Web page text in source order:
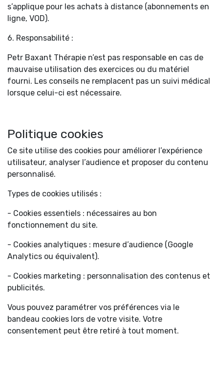
s’applique pour les achats à distance (abonnements en
ligne, VOD).
6. Responsabilité :
Petr Baxant Thérapie n’est pas responsable en cas de
mauvaise utilisation des exercices ou du matériel
fourni. Les conseils ne remplacent pas un suivi médical
lorsque celui-ci est nécessaire.
Politique cookies
Ce site utilise des cookies pour améliorer l’expérience
utilisateur, analyser l’audience et proposer du contenu
personnalisé.
Types de cookies utilisés :
- Cookies essentiels : nécessaires au bon
fonctionnement du site.
- Cookies analytiques : mesure d’audience (Google
Analytics ou équivalent).
- Cookies marketing : personnalisation des contenus et
publicités.
Vous pouvez paramétrer vos préférences via le
bandeau cookies lors de votre visite. Votre
consentement peut être retiré à tout moment.